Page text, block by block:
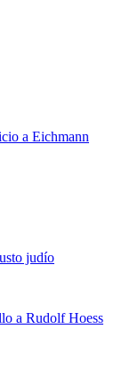
a Eichmann
judío
a Rudolf Hoess